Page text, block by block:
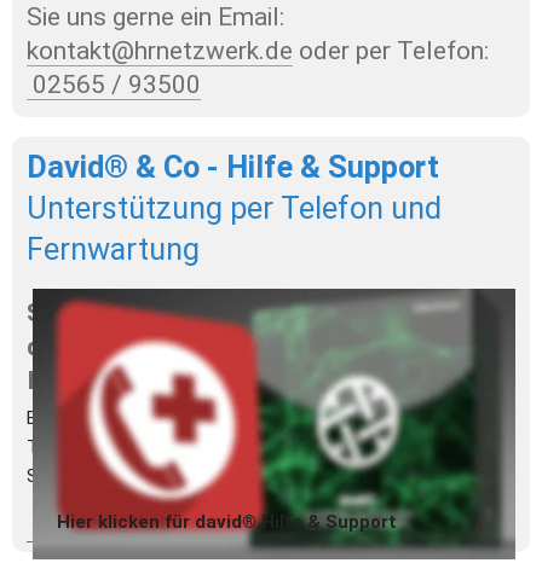
kontakt@hrnetzwerk.de
02565 / 93500
David® & Co - Hilfe & Support
Unterstützung per Telefon und
Fernwartung
Sie benötigen professionelle Hilfe bei Ihrer
david®, faxware™ oder chayns®
Installation?
Bei uns erhalten Sie Hilfe und Unterstützung zu Ihrem
Tobit.Software Produkt. Direkt vom autorisierten Tobit 5-
Sterne Partner (früher Tobit Premium Partner).
Hier klicken für david® Hilfe & Support